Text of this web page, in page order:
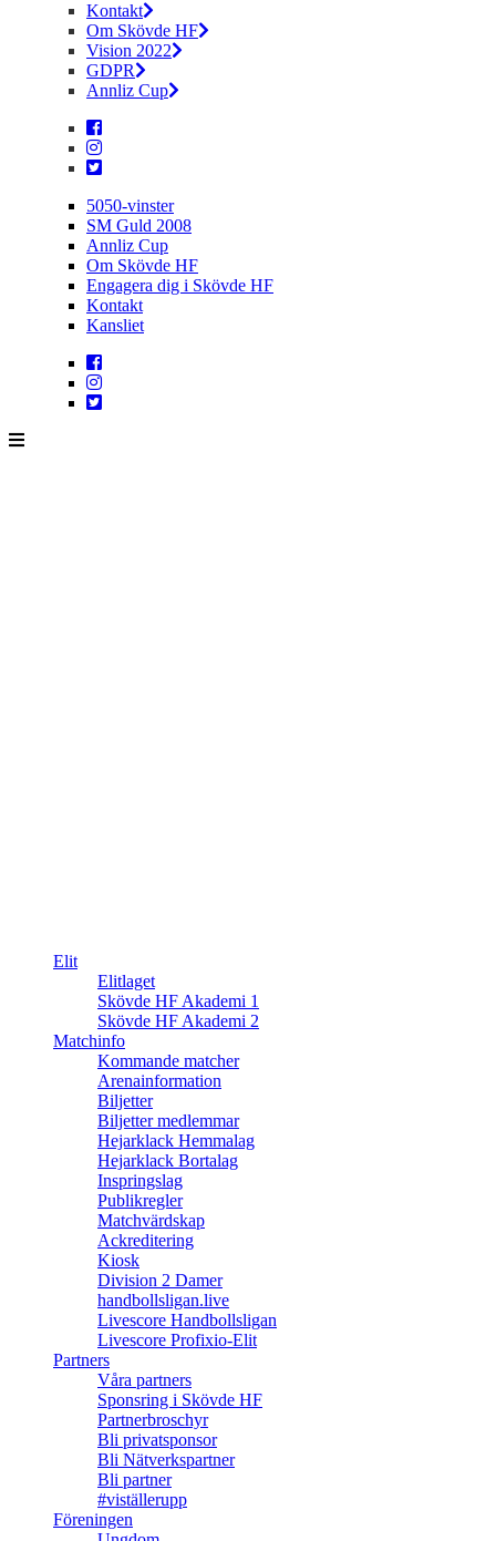
Kontakt
Om Skövde HF
Vision 2022
GDPR
Annliz Cup
5050-vinster
SM Guld 2008
Annliz Cup
Om Skövde HF
Engagera dig i Skövde HF
Kontakt
Kansliet
Elit
Elitlaget
Skövde HF Akademi 1
Skövde HF Akademi 2
Matchinfo
Kommande matcher
Arenainformation
Biljetter
Biljetter medlemmar
Hejarklack Hemmalag
Hejarklack Bortalag
Inspringslag
Publikregler
Matchvärdskap
Ackreditering
Kiosk
Division 2 Damer
handbollsligan.live
Livescore Handbollsligan
Livescore Profixio-Elit
Partners
Våra partners
Sponsring i Skövde HF
Partnerbroschyr
Bli privatsponsor
Bli Nätverkspartner
Bli partner
#viställerupp
Föreningen